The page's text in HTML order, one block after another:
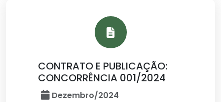
CONTRATO E PUBLICAÇÃO:
CONCORRÊNCIA 001/2024
Dezembro/2024